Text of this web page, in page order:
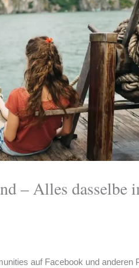
– Alles dasselbe
auf Facebook und anderen